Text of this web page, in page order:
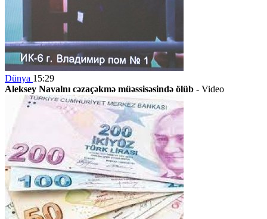
Dünya 15:29
Aleksey Navalnı cəzaçəkmə müəssisəsində ölüb - Video